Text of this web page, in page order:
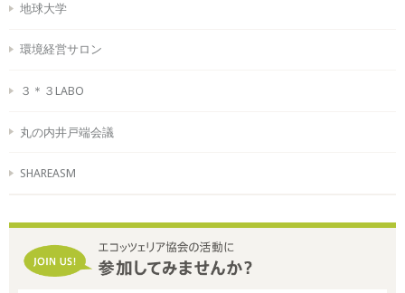
地球大学
環境経営サロン
３＊３LABO
丸の内井戸端会議
SHAREASM